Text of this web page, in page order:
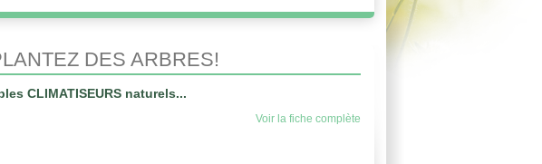
DES ARBRES!
CLIMATISEURS naturels...
Voir la fiche complète